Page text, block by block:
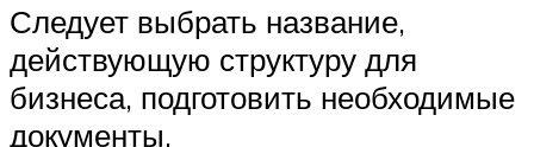
Следует выбрать название,
действующую структуру для
бизнеса, подготовить необходимые
документы.